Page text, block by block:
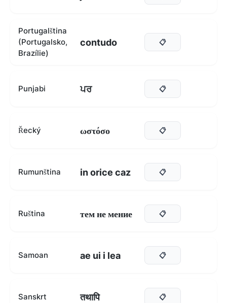
Portugalština
(Portugalsko,
Brazílie)
contudo 📋
Punjabi ਪਰ 📋
Řecký ωστόσο 📋
Rumunština in orice caz 📋
Ruština тем не мение 📋
Samoan ae ui i lea 📋
Sanskrt तथापि 📋